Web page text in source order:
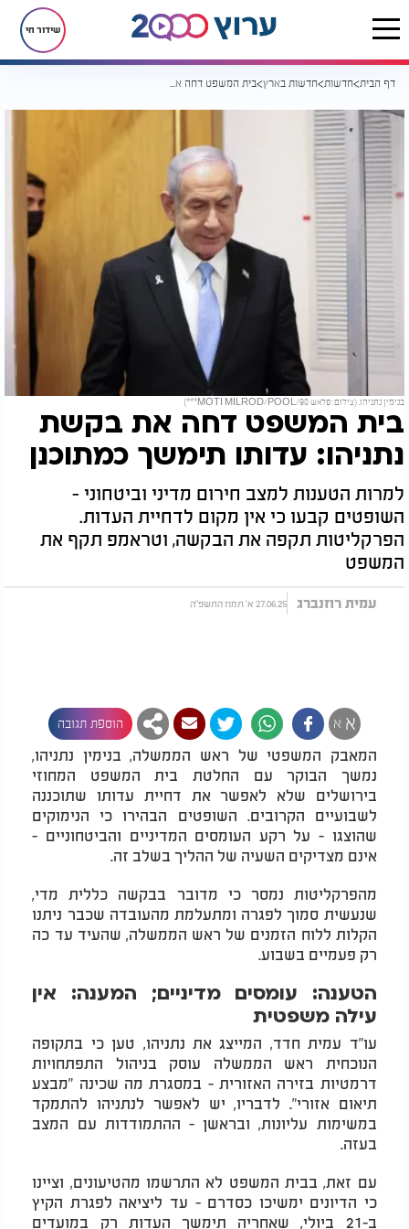
שידור חי
דף הבית חדשות חדשות בארץ בית המשפט דחה את בקשת נתניהו: עדותו תימשך כמתוכנן
בנימין נתניהו. (צילום: פלאש 90/MOTI MILROD/POOL***)
בית המשפט דחה את בקשת
נתניהו: עדותו תימשך כמתוכנן
למרות הטענות למצב חירום מדיני וביטחוני -
השופטים קבעו כי אין מקום לדחיית העדות.
הפרקליטות תקפה את הבקשה, וטראמפ תקף את
המשפט
עמית רוזנברג 27.06.25 א' תמוז התשפ"ה
א א הוספת תגובה
המאבק המשפטי של ראש הממשלה, בנימין נתניהו,
נמשך הבוקר עם החלטת בית המשפט המחוזי
בירושלים שלא לאפשר את דחיית עדותו שתוכננה
לשבועיים הקרובים. השופטים הבהירו כי הנימוקים
שהוצגו - על רקע העומסים המדיניים והביטחוניים -
אינם מצדיקים השעיה של ההליך בשלב זה.
מהפרקליטות נמסר כי מדובר בבקשה כללית מדי,
שנעשית סמוך לפגרה ומתעלמת מהעובדה שכבר ניתנו
הקלות ללוח הזמנים של ראש הממשלה, שהעיד עד כה
רק פעמיים בשבוע.
הטענה: עומסים מדיניים; המענה: אין
עילה משפטית
עו"ד עמית חדד, המייצג את נתניהו, טען כי בתקופה
הנוכחית ראש הממשלה עוסק בניהול התפתחויות
דרמטיות בזירה האזורית - במסגרת מה שכינה "מבצע
תיאום אזורי". לדבריו, יש לאפשר לנתניהו להתמקד
במשימות עליונות, ובראשן - ההתמודדות עם המצב
בעזה.
עם זאת, בבית המשפט לא התרשמו מהטיעונים, וציינו
כי הדיונים ימשיכו כסדרם - עד ליציאה לפגרת הקיץ
ב-21 ביולי, שאחריה תימשך העדות רק במועדים